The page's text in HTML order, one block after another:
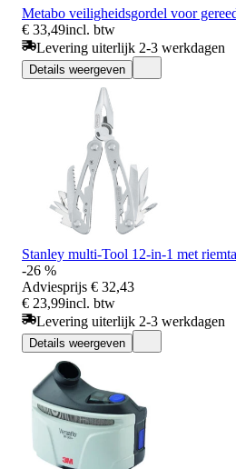
Metabo veiligheidsgordel voor
€ 33,49incl. btw
Levering uiterlijk 2-3 werkdagen
Details weergeven
Stanley multi-Tool 12-in-1 met
-26 %
Adviesprijs € 32,43
€ 23,99incl. btw
Levering uiterlijk 2-3 werkdagen
Details weergeven